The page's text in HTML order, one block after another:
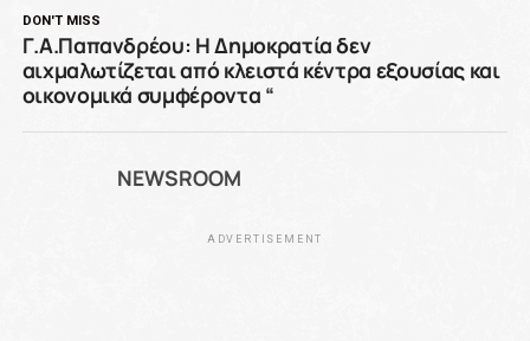
DON'T MISS
Γ.Α.Παπανδρέου: Η Δημοκρατία δεν
αιχμαλωτίζεται από κλειστά κέντρα εξουσίας και
οικονομικά συμφέροντα “
NEWSROOM
ADVERTISEMENT